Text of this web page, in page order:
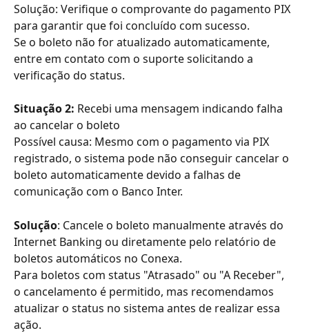
Solução: Verifique o comprovante do pagamento PIX
para garantir que foi concluído com sucesso.
Se o boleto não for atualizado automaticamente,
entre em contato com o suporte solicitando a
verificação do status.
Situação 2: Recebi uma mensagem indicando falha
ao cancelar o boleto
Possível causa: Mesmo com o pagamento via PIX
registrado, o sistema pode não conseguir cancelar o
boleto automaticamente devido a falhas de
comunicação com o Banco Inter.
Solução: Cancele o boleto manualmente através do
Internet Banking ou diretamente pelo relatório de
boletos automáticos no Conexa.
Para boletos com status "Atrasado" ou "A Receber",
o cancelamento é permitido, mas recomendamos
atualizar o status no sistema antes de realizar essa
ação.